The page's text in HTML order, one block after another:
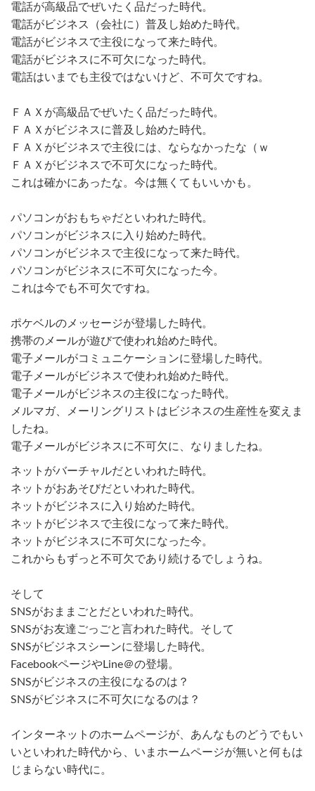
電話が高級品でぜいたく品だった時代。
電話がビジネス（会社に）普及し始めた時代。
電話がビジネスで主役になって来た時代。
電話がビジネスに不可欠になった時代。
電話はいまでも主役ではないけど、不可欠ですね。
ＦＡＸが高級品でぜいたく品だった時代。
ＦＡＸがビジネスに普及し始めた時代。
ＦＡＸがビジネスで主役には、ならなかったな（ｗ
ＦＡＸがビジネスで不可欠になった時代。
これは確かにあったな。今は無くてもいいかも。
パソコンがおもちゃだといわれた時代。
パソコンがビジネスに入り始めた時代。
パソコンがビジネスで主役になって来た時代。
パソコンがビジネスに不可欠になった今。
これは今でも不可欠ですね。
ポケベルのメッセージが登場した時代。
携帯のメールが遊びで使われ始めた時代。
電子メールがコミュニケーションに登場した時代。
電子メールがビジネスで使われ始めた時代。
電子メールがビジネスの主役になった時代。
メルマガ、メーリングリストはビジネスの生産性を変えま
したね。
電子メールがビジネスに不可欠に、なりましたね。
ネットがバーチャルだといわれた時代。
ネットがおあそびだといわれた時代。
ネットがビジネスに入り始めた時代。
ネットがビジネスで主役になって来た時代。
ネットがビジネスに不可欠になった今。
これからもずっと不可欠であり続けるでしょうね。
そして
SNSがおままごとだといわれた時代。
SNSがお友達ごっごと言われた時代。そして
SNSがビジネスシーンに登場した時代。
FacebookページやLine＠の登場。
SNSがビジネスの主役になるのは？
SNSがビジネスに不可欠になるのは？
インターネットのホームページが、あんなものどうでもい
いといわれた時代から、いまホームページが無いと何もは
じまらない時代に。